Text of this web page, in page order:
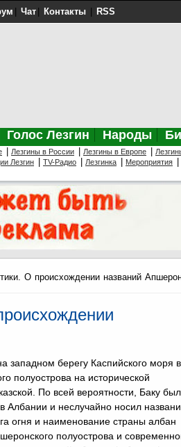
Чат Контакты RSS
Голос Лезгин Народы
Лезгины в России Лезгины в Европе
Лезгин TV-Радио Лезгинка Мероприятия
О происхождении названий
западном берегу Каспийского моря в
полуострова на исторической
По всей вероятности, Баку был
Албании и неслучайно носил
огня и наименование страны албан
полуострова и